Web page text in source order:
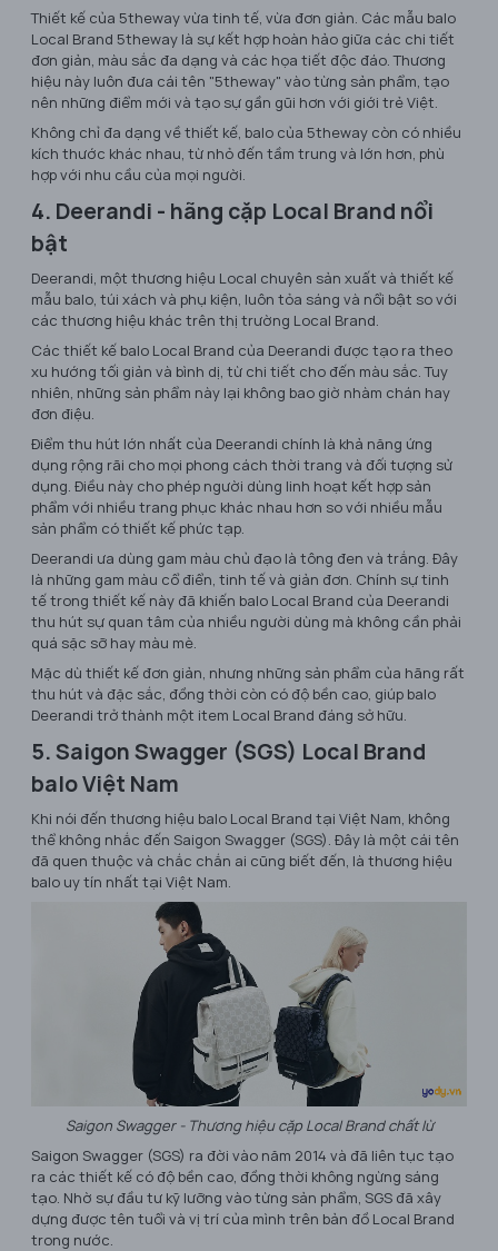
Thiết kế của 5theway vừa tinh tế, vừa đơn giản. Các mẫu balo
Local Brand 5theway là sự kết hợp hoàn hảo giữa các chi tiết
đơn giản, màu sắc đa dạng và các họa tiết độc đáo. Thương
hiệu này luôn đưa cái tên "5theway" vào từng sản phẩm, tạo
nên những điểm mới và tạo sự gần gũi hơn với giới trẻ Việt.
Không chỉ đa dạng về thiết kế, balo của 5theway còn có nhiều
kích thước khác nhau, từ nhỏ đến tầm trung và lớn hơn, phù
hợp với nhu cầu của mọi người.
4. Deerandi - hãng cặp Local Brand nổi
bật
Deerandi, một thương hiệu Local chuyên sản xuất và thiết kế
mẫu balo, túi xách và phụ kiện, luôn tỏa sáng và nổi bật so với
các thương hiệu khác trên thị trường Local Brand.
Các thiết kế balo Local Brand của Deerandi được tạo ra theo
xu hướng tối giản và bình dị, từ chi tiết cho đến màu sắc. Tuy
nhiên, những sản phẩm này lại không bao giờ nhàm chán hay
đơn điệu.
Điểm thu hút lớn nhất của Deerandi chính là khả năng ứng
dụng rộng rãi cho mọi phong cách thời trang và đối tượng sử
dụng. Điều này cho phép người dùng linh hoạt kết hợp sản
phẩm với nhiều trang phục khác nhau hơn so với nhiều mẫu
sản phẩm có thiết kế phức tạp.
Deerandi ưa dùng gam màu chủ đạo là tông đen và trắng. Đây
là những gam màu cổ điển, tinh tế và giản đơn. Chính sự tinh
tế trong thiết kế này đã khiến balo Local Brand của Deerandi
thu hút sự quan tâm của nhiều người dùng mà không cần phải
quá sặc sỡ hay màu mè.
Mặc dù thiết kế đơn giản, nhưng những sản phẩm của hãng rất
thu hút và đặc sắc, đồng thời còn có độ bền cao, giúp balo
Deerandi trở thành một item Local Brand đáng sở hữu.
5. Saigon Swagger (SGS) Local Brand
balo Việt Nam
Khi nói đến thương hiệu balo Local Brand tại Việt Nam, không
thể không nhắc đến Saigon Swagger (SGS). Đây là một cái tên
đã quen thuộc và chắc chắn ai cũng biết đến, là thương hiệu
balo uy tín nhất tại Việt Nam.
Saigon Swagger - Thương hiệu cặp Local Brand chất lừ
Saigon Swagger (SGS) ra đời vào năm 2014 và đã liên tục tạo
ra các thiết kế có độ bền cao, đồng thời không ngừng sáng
tạo. Nhờ sự đầu tư kỹ lưỡng vào từng sản phẩm, SGS đã xây
dựng được tên tuổi và vị trí của mình trên bản đồ Local Brand
trong nước.